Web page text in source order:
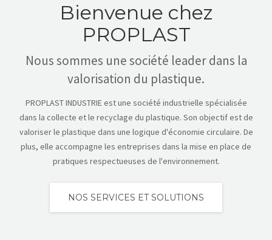
Bienvenue chez
PROPLAST
Nous sommes une société leader dans la
valorisation du plastique.
PROPLAST INDUSTRIE est une société industrielle spécialisée
dans la collecte et le recyclage du plastique. Son objectif est de
valoriser le plastique dans une logique d'économie circulaire. De
plus, elle accompagne les entreprises dans la mise en place de
pratiques respectueuses de l'environnement.
NOS SERVICES ET SOLUTIONS